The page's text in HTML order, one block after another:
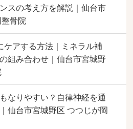
スの考え方を解説｜仙台市
骨院
ケアする方法｜ミネラル補
組み合わせ｜仙台市宮城野
なりやすい？自律神経を通
仙台市宮城野区 つつじが岡